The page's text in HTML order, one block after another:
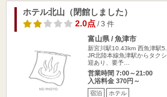
ホテル北山（閉館しました）
2.0点/ 3 件
富山県 / 魚津市
新宮川駅10.43km 西魚津駅
JR北陸本線魚津駅からタク
迎あり、要予…
営業時間 7:00～21:00
入浴料金 370円～
宿泊 ホテル